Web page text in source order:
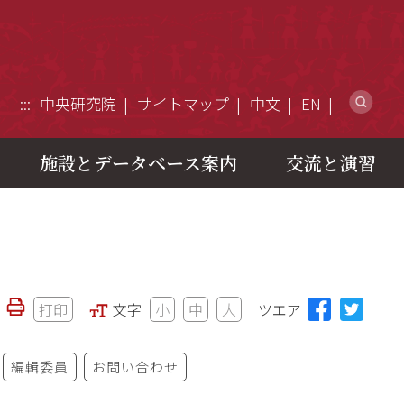
::: 中央研究院 サイトマップ 中文 EN
施設とデータベース案内 交流と演習
打印 文字 小 中 大 ツエア
編輯委員 お問い合わせ